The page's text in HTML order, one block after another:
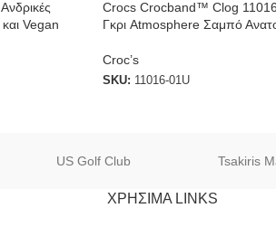
Vegan
Crocs Crocband™ Clog
Γκρι Atmosphere Σαμπό
Croc’s
SKU: 11016-01U
US Golf Club Tsakiris
ΧΡΗΣΙΜΑ LINKS